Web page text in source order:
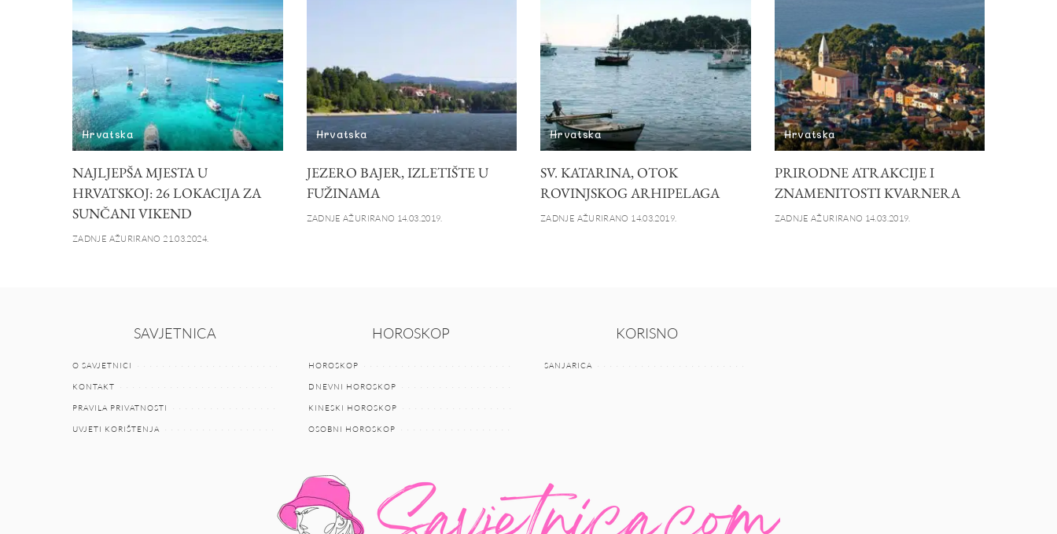
Hrvatska
NAJLJEPŠA MJESTA U
HRVATSKOJ: 26 LOKACIJA ZA
SUNČANI VIKEND
ZADNJE AŽURIRANO 21.03.2024.
Hrvatska
JEZERO BAJER, IZLETIŠTE U
FUŽINAMA
ZADNJE AŽURIRANO 14.03.2019.
Hrvatska
SV. KATARINA, OTOK
ROVINJSKOG ARHIPELAGA
ZADNJE AŽURIRANO 14.03.2019.
Hrvatska
PRIRODNE ATRAKCIJE I
ZNAMENITOSTI KVARNERA
ZADNJE AŽURIRANO 14.03.2019.
SAVJETNICA
O SAVJETNICI
KONTAKT
PRAVILA PRIVATNOSTI
UVJETI KORIŠTENJA
HOROSKOP
HOROSKOP
DNEVNI HOROSKOP
KINESKI HOROSKOP
OSOBNI HOROSKOP
KORISNO
SANJARICA